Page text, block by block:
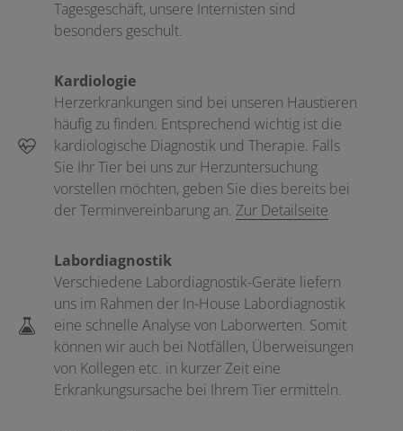
Tagesgeschäft, unsere Internisten sind
besonders geschult.
Kardiologie
Herzerkrankungen sind bei unseren Haustieren
häufig zu finden. Entsprechend wichtig ist die
kardiologische Diagnostik und Therapie. Falls
Sie Ihr Tier bei uns zur Herzuntersuchung
vorstellen möchten, geben Sie dies bereits bei
der Terminvereinbarung an. Zur Detailseite
Labordiagnostik
Verschiedene Labordiagnostik-Geräte liefern
uns im Rahmen der In-House Labordiagnostik
eine schnelle Analyse von Laborwerten. Somit
können wir auch bei Notfällen, Überweisungen
von Kollegen etc. in kurzer Zeit eine
Erkrankungsursache bei Ihrem Tier ermitteln.